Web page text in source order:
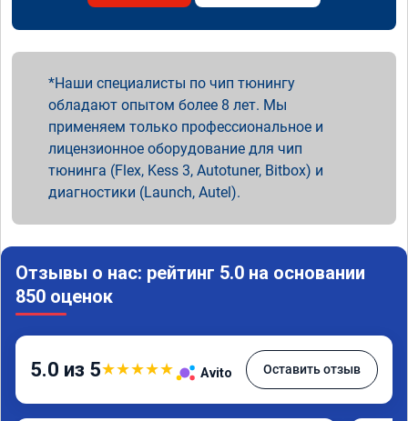
Наши специалисты по чип тюнингу
обладают опытом более 8 лет. Мы
применяем только профессиональное и
лицензионное оборудование для чип
тюнинга (Flex, Kess 3, Autotuner, Bitbox) и
диагностики (Launch, Autel).
Отзывы о нас: рейтинг 5.0 на основании
850 оценок
5.0 из 5★★★★★ Avito Оставить отзыв